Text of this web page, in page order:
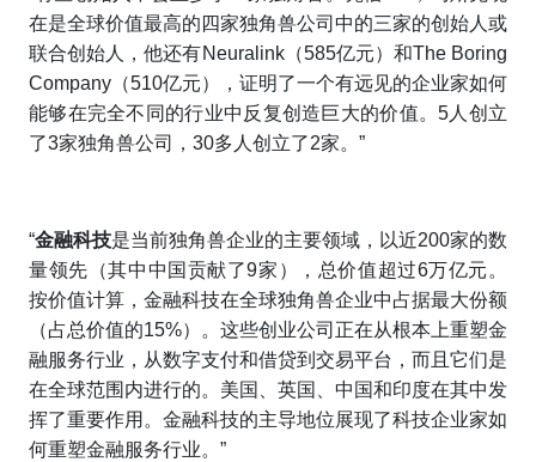
在是全球价值最高的四家独角兽公司中的三家的创始人或
联合创始人，他还有Neuralink（585亿元）和The Boring
Company（510亿元），证明了一个有远见的企业家如何
能够在完全不同的行业中反复创造巨大的价值。5人创立
了3家独角兽公司，30多人创立了2家。”
“金融科技是当前独角兽企业的主要领域，以近200家的数
量领先（其中中国贡献了9家），总价值超过6万亿元。
按价值计算，金融科技在全球独角兽企业中占据最大份额
（占总价值的15%）。这些创业公司正在从根本上重塑金
融服务行业，从数字支付和借贷到交易平台，而且它们是
在全球范围内进行的。美国、英国、中国和印度在其中发
挥了重要作用。金融科技的主导地位展现了科技企业家如
何重塑金融服务行业。”